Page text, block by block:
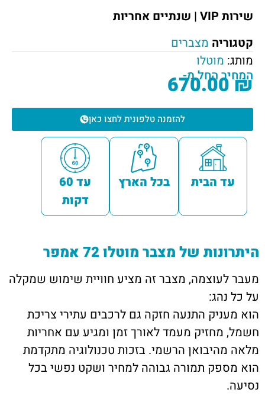
שירות VIP | שנתיים אחריות
קטגוריה מצברים
מותג: מוטלו
המחיר החל מ-
670.00₪
להזמנה טלפונית לחצו כאן
עד הבית בכל הארץ
עד 60
דקות
היתרונות של מצבר מוטלו 72 אמפר
מעבר לעוצמה, מצבר זה מציע חוויית שימוש שמקלה
על כל נהג:
הוא מעניק התנעה חזקה גם לרכבים עתירי צריכת
חשמל, מחזיק מעמד לאורך זמן ומגיע עם אחריות
מלאה מהיבואן הרשמי. בזכות טכנולוגיה מתקדמת
הוא מספק תמורה גבוהה למחיר ושקט נפשי בכל
נסיעה.